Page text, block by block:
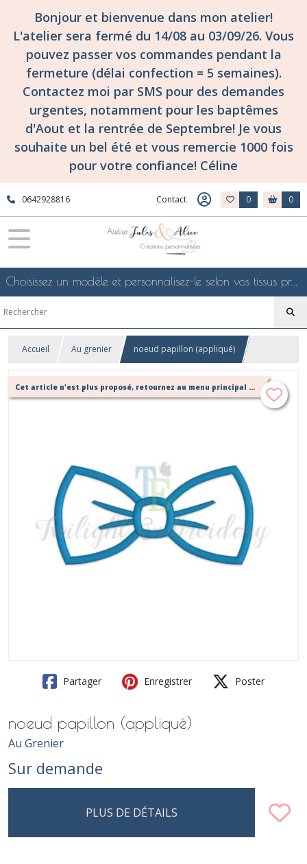
Bonjour et bienvenue dans mon atelier!
L'atelier sera fermé du 14/08 au 03/09/26. Vous
pouvez passer vos commandes pendant la
fermeture (délai confection = 5 semaines).
Contactez moi par SMS pour des demandes
urgentes, notamment pour les baptêmes
d'Aout et la rentrée de Septembre! Je vous
souhaite un bel été et vous remercie 1000 fois
pour votre confiance! Céline
0642928816 Contact 0 0
Choisissez un modèle et personnalisez-le selon vos tissus préférés de mes collections en ligne, je le confectionnerai selon vos souhaits
Accueil Au grenier noeud papillon (appliqué)
Cet article n'est plus proposé, retournez au menu principal ou contactez moi!
Partager Enregistrer Poster
noeud papillon (appliqué)
Au Grenier
Sur demande
PLUS DE DÉTAILS